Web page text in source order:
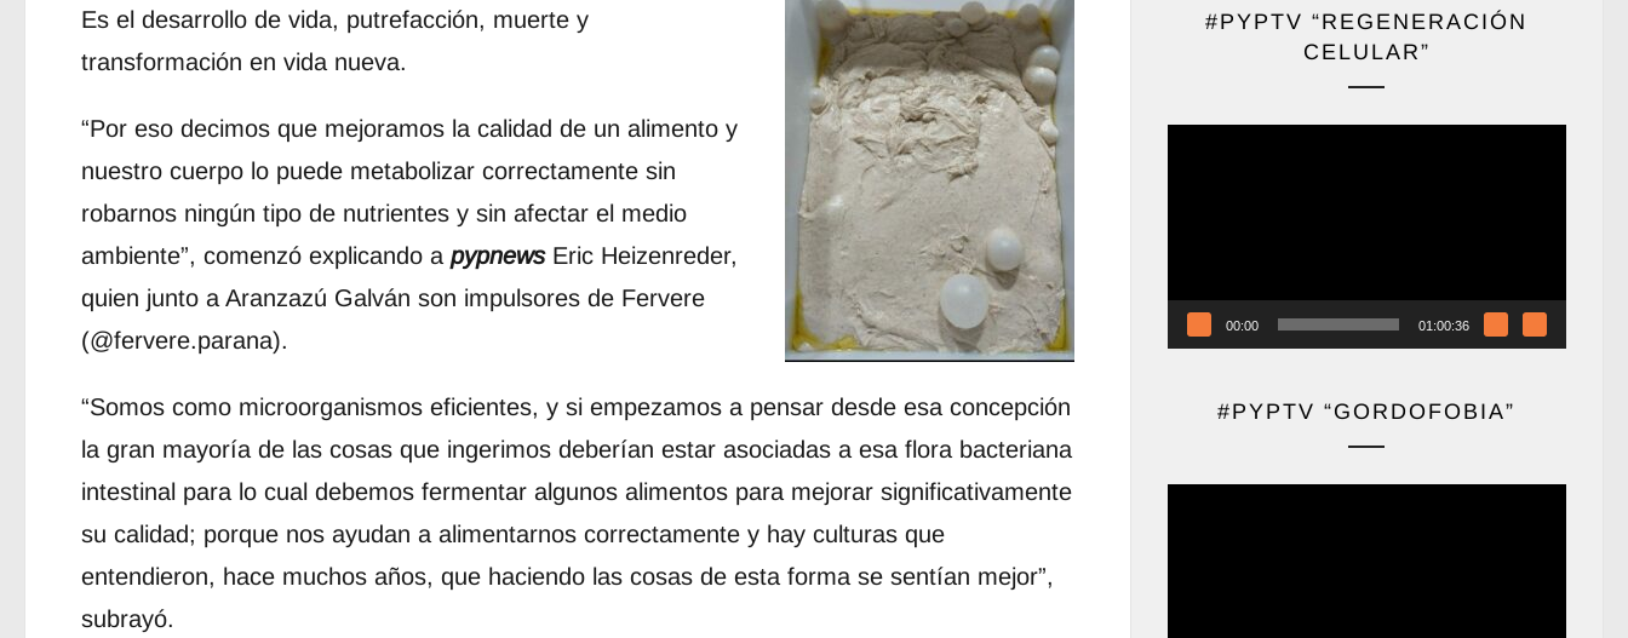
Es el desarrollo de vida, putrefacción, muerte y
transformación en vida nueva.
“Por eso decimos que mejoramos la calidad de un alimento y
nuestro cuerpo lo puede metabolizar correctamente sin
robarnos ningún tipo de nutrientes y sin afectar el medio
ambiente”, comenzó explicando a pypnews Eric Heizenreder,
quien junto a Aranzazú Galván son impulsores de Fervere
(@fervere.parana).
“Somos como microorganismos eficientes, y si empezamos a pensar desde esa concepción
la gran mayoría de las cosas que ingerimos deberían estar asociadas a esa flora bacteriana
intestinal para lo cual debemos fermentar algunos alimentos para mejorar significativamente
su calidad; porque nos ayudan a alimentarnos correctamente y hay culturas que
entendieron, hace muchos años, que haciendo las cosas de esta forma se sentían mejor”,
subrayó.
#PYPTV “REGENERACIÓN
CELULAR”
00:00 01:00:36
#PYPTV “GORDOFOBIA”